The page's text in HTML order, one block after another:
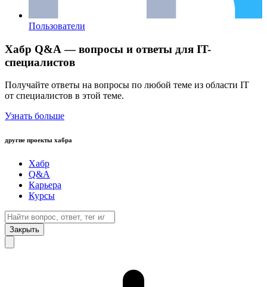
Пользователи
Хабр Q&A — вопросы и ответы для IT-
специалистов
Получайте ответы на вопросы по любой теме из области IT
от специалистов в этой теме.
Узнать больше
другие проекты хабра
Хабр
Q&A
Карьера
Курсы
Закрыть